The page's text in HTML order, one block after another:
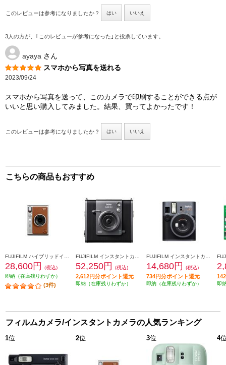
このレビューは参考になりましたか？ はい いいえ
3人の方が、｢このレビューが参考になった｣と投票しています。
ayaya さん
スマホから写真を送れる
2023/09/24
スマホから写真を送って、このカメラで印刷することができる点が
いいと思い購入してみました。結果、買ってよかったです！
このレビューは参考になりましたか？ はい いいえ
こちらの商品もおすすめ
28,600円
(税込)
即納（在庫残りわずか）
(3件)
52,250円 (税込)
2,612円分ポイント還元
即納（在庫残りわずか）
14,680円 (税込)
734円分ポイント還元
即納（在庫残りわずか） 即
フィルムカメラ/インスタントカメラの人気ランキング
1位 2位 3位 4